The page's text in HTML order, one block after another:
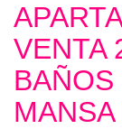
VENTA